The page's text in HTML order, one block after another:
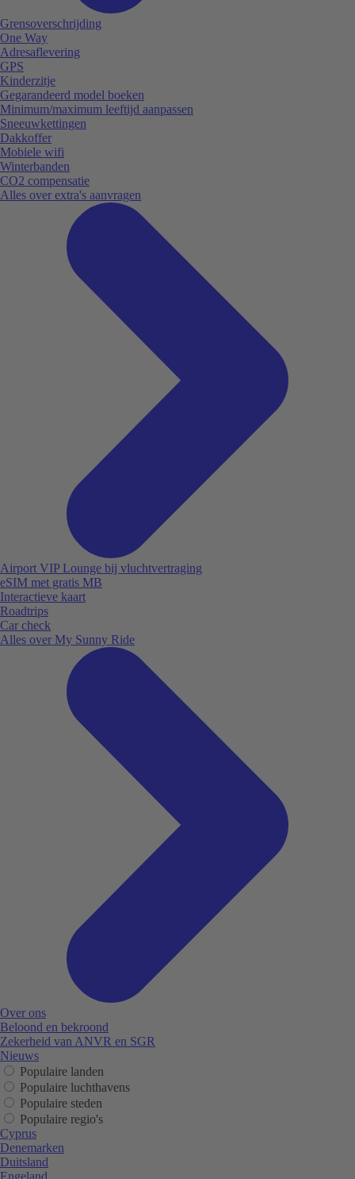
Grensoverschrijding
One Way
Adresaflevering
GPS
Kinderzitje
Gegarandeerd model boeken
Minimum/maximum leeftijd aanpassen
Sneeuwkettingen
Dakkoffer
Mobiele wifi
Winterbanden
CO2 compensatie
Alles over extra's aanvragen
Airport VIP Lounge bij vluchtvertraging
eSIM met gratis MB
Interactieve kaart
Roadtrips
Car check
Alles over My Sunny Ride
Over ons
Beloond en bekroond
Zekerheid van ANVR en SGR
Nieuws
Populaire landen
Populaire luchthavens
Populaire steden
Populaire regio's
Cyprus
Denemarken
Duitsland
Engeland